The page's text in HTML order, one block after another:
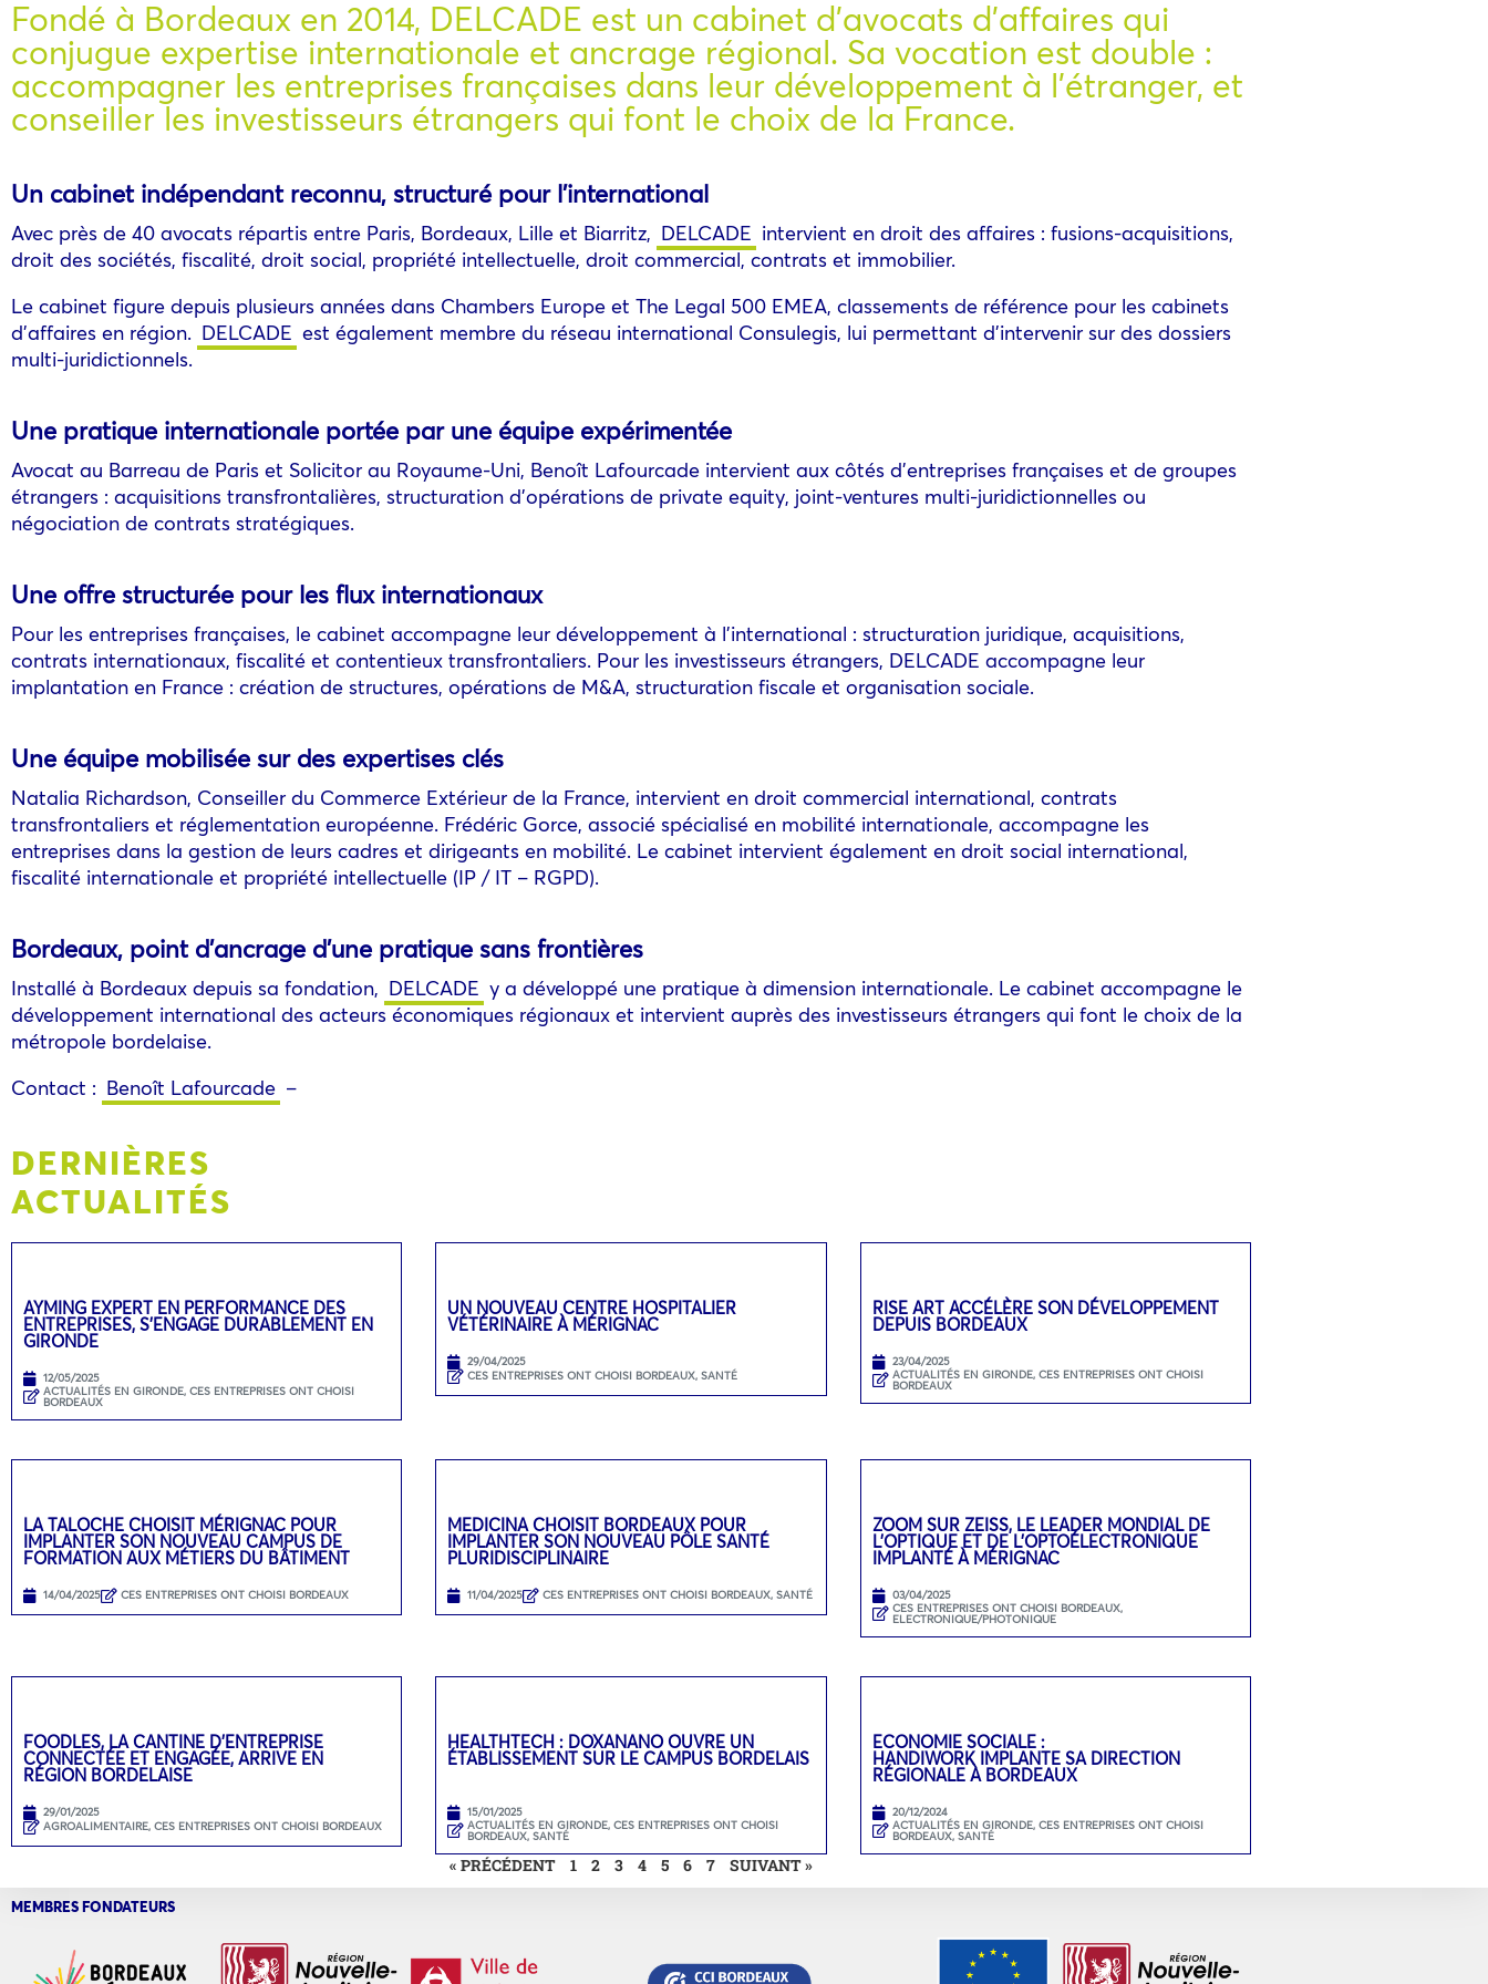
Fondé à Bordeaux en 2014, DELCADE est un cabinet d’avocats d’affaires qui
conjugue expertise internationale et ancrage régional. Sa vocation est double :
accompagner les entreprises françaises dans leur développement à l’étranger, et
conseiller les investisseurs étrangers qui font le choix de la France.
Un cabinet indépendant reconnu, structuré pour l’international
Avec près de 40 avocats répartis entre Paris, Bordeaux, Lille et Biarritz, DELCADE intervient en droit des affaires : fusions-acquisitions,
droit des sociétés, fiscalité, droit social, propriété intellectuelle, droit commercial, contrats et immobilier.
Le cabinet figure depuis plusieurs années dans Chambers Europe et The Legal 500 EMEA, classements de référence pour les cabinets
d’affaires en région. DELCADE est également membre du réseau international Consulegis, lui permettant d’intervenir sur des dossiers
multi-juridictionnels.
Une pratique internationale portée par une équipe expérimentée
Avocat au Barreau de Paris et Solicitor au Royaume-Uni, Benoît Lafourcade intervient aux côtés d’entreprises françaises et de groupes
étrangers : acquisitions transfrontalières, structuration d’opérations de private equity, joint-ventures multi-juridictionnelles ou
négociation de contrats stratégiques.
Une offre structurée pour les flux internationaux
Pour les entreprises françaises, le cabinet accompagne leur développement à l’international : structuration juridique, acquisitions,
contrats internationaux, fiscalité et contentieux transfrontaliers. Pour les investisseurs étrangers, DELCADE accompagne leur
implantation en France : création de structures, opérations de M&A, structuration fiscale et organisation sociale.
Une équipe mobilisée sur des expertises clés
Natalia Richardson, Conseiller du Commerce Extérieur de la France, intervient en droit commercial international, contrats
transfrontaliers et réglementation européenne. Frédéric Gorce, associé spécialisé en mobilité internationale, accompagne les
entreprises dans la gestion de leurs cadres et dirigeants en mobilité. Le cabinet intervient également en droit social international,
fiscalité internationale et propriété intellectuelle (IP / IT – RGPD).
Bordeaux, point d’ancrage d’une pratique sans frontières
Installé à Bordeaux depuis sa fondation, DELCADE y a développé une pratique à dimension internationale. Le cabinet accompagne le
développement international des acteurs économiques régionaux et intervient auprès des investisseurs étrangers qui font le choix de la
métropole bordelaise.
Contact : Benoît Lafourcade –
DERNIÈRES
ACTUALITÉS
AYMING EXPERT EN PERFORMANCE DES
ENTREPRISES, S’ENGAGE DURABLEMENT EN
GIRONDE
12/05/2025
ACTUALITÉS EN GIRONDE, CES ENTREPRISES ONT CHOISI
BORDEAUX
UN NOUVEAU CENTRE HOSPITALIER
VÉTÉRINAIRE À MÉRIGNAC
29/04/2025
CES ENTREPRISES ONT CHOISI BORDEAUX,SANTÉ
RISE ART ACCÉLÈRE SON DÉVELOPPEMENT
DEPUIS BORDEAUX
23/04/2025
ACTUALITÉS EN GIRONDE, CES ENTREPRISES ONT CHOISI
BORDEAUX
LA TALOCHE CHOISIT MÉRIGNAC POUR
IMPLANTER SON NOUVEAU CAMPUS DE
FORMATION AUX MÉTIERS DU BÂTIMENT
14/04/2025 CES ENTREPRISES ONT CHOISI BORDEAUX
MEDICINA CHOISIT BORDEAUX POUR
IMPLANTER SON NOUVEAU PÔLE SANTÉ
PLURIDISCIPLINAIRE
11/04/2025 CES ENTREPRISES ONT CHOISI BORDEAUX,SANTÉ
ZOOM SUR ZEISS, LE LEADER MONDIAL DE
L’OPTIQUE ET DE L’OPTOÉLECTRONIQUE
IMPLANTÉ À MÉRIGNAC
03/04/2025
CES ENTREPRISES ONT CHOISI BORDEAUX,
ELECTRONIQUE/PHOTONIQUE
FOODLES, LA CANTINE D’ENTREPRISE
CONNECTÉE ET ENGAGÉE, ARRIVE EN
RÉGION BORDELAISE
29/01/2025
AGROALIMENTAIRE, CES ENTREPRISES ONT CHOISI BORDEAUX
HEALTHTECH : DOXANANO OUVRE UN
ÉTABLISSEMENT SUR LE CAMPUS BORDELAIS
15/01/2025
ACTUALITÉS EN GIRONDE,CES ENTREPRISES ONT CHOISI
BORDEAUX,SANTÉ
ECONOMIE SOCIALE :
HANDIWORK IMPLANTE SA DIRECTION
RÉGIONALE À BORDEAUX
20/12/2024
ACTUALITÉS EN GIRONDE, CES ENTREPRISES ONT CHOISI
BORDEAUX, SANTÉ
« PRÉCÉDENT 1 2 3 4 5 6 7 SUIVANT »
MEMBRES FONDATEURS